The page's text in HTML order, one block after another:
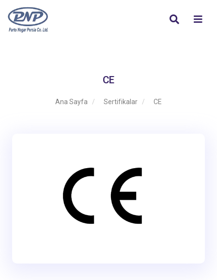
CE
Ana Sayfa Sertifikalar CE